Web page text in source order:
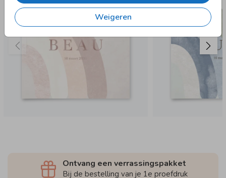
Weigeren
Ontvang een verrassingspakket
Bij de bestelling van je 1e proefdruk